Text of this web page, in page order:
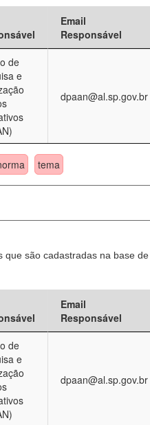
Email
Responsável
de
e
dpaan@al.sp.gov.br
tema
que são cadastradas na base de
Email
Responsável
de
e
dpaan@al.sp.gov.br